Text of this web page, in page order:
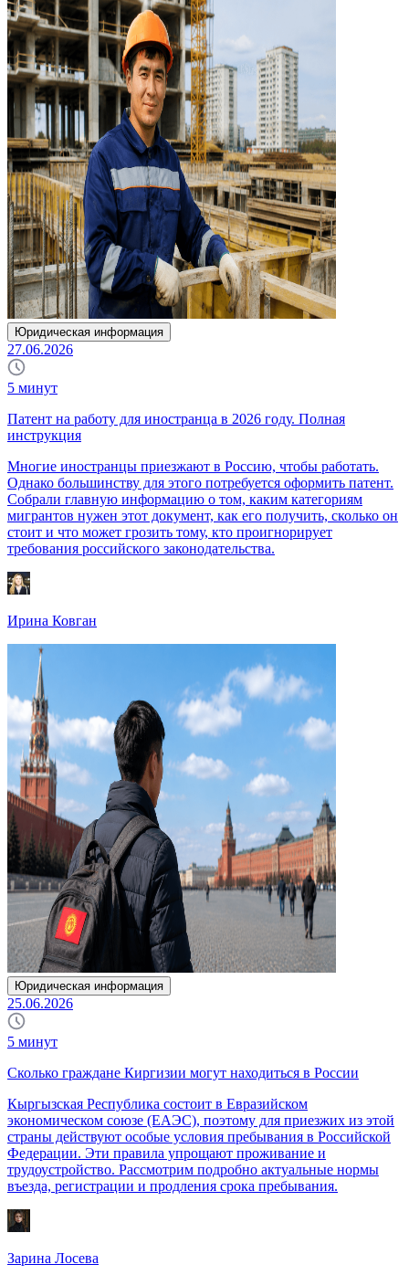
Юридическая информация
27.06.2026
5 минут
Патент на работу для иностранца в 2026 году. Полная
инструкция
Многие иностранцы приезжают в Россию, чтобы работать.
Однако большинству для этого потребуется оформить патент.
Собрали главную информацию о том, каким категориям
мигрантов нужен этот документ, как его получить, сколько он
стоит и что может грозить тому, кто проигнорирует
требования российского законодательства.
Ирина Ковган
Юридическая информация
25.06.2026
5 минут
Сколько граждане Киргизии могут находиться в России
Кыргызская Республика состоит в Евразийском
экономическом союзе (ЕАЭС), поэтому для приезжих из этой
страны действуют особые условия пребывания в Российской
Федерации. Эти правила упрощают проживание и
трудоустройство. Рассмотрим подробно актуальные нормы
въезда, регистрации и продления срока пребывания.
Зарина Лосева